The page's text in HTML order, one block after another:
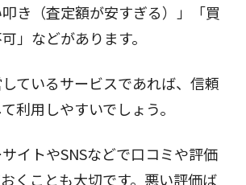
き（査定額が安すぎる）」「買
」などがあります。
ているサービスであれば、信頼
利用しやすいでしょう。
イトやSNSなどで口コミや評価
くことも大切です。悪い評価ば